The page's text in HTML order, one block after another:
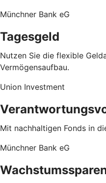
Münchner Bank eG
Tagesgeld
Nutzen Sie die flexible
Vermögensaufbau.
Union Investment
Mit nachhaltigen Fonds in
Münchner Bank eG